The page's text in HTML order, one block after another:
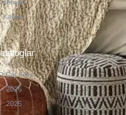
İletişim
Kariyer
Cat Files
2026
2025